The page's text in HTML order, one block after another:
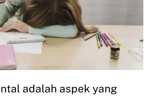
adalah aspek yang